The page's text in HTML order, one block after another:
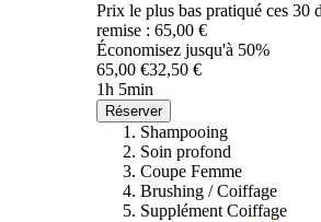
Prix le plus bas pratiqué ces 30
remise : 65,00 €
Économisez jusqu'à 50%
65,00 €32,50 €
1h 5min
Réserver
Shampooing
Soin profond
Coupe Femme
Brushing / Coiffage
Supplément Coiffage